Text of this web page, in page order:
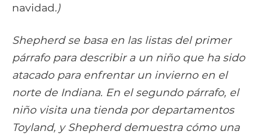
navidad.)
Shepherd se basa en las listas del primer
párrafo para describir a un niño que ha sido
atacado para enfrentar un invierno en el
norte de Indiana. En el segundo párrafo, el
niño visita una tienda por departamentos
Toyland, y Shepherd demuestra cómo una